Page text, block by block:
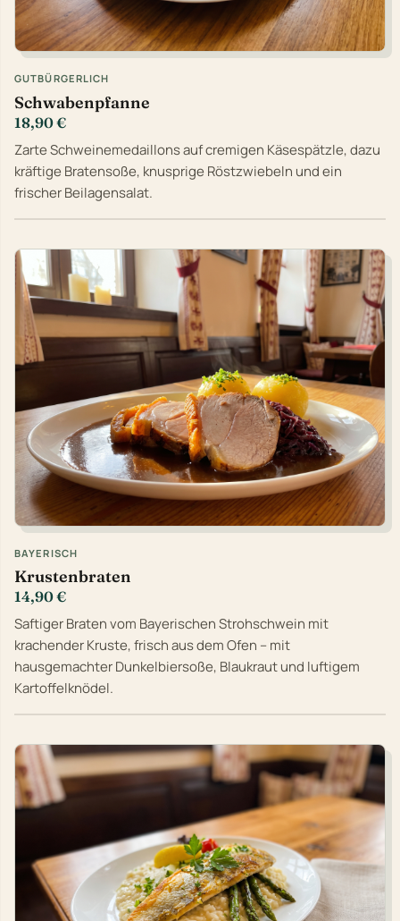
GUTBÜRGERLICH
Schwabenpfanne
18,90 €
Zarte Schweinemedaillons auf cremigen Käsespätzle, dazu
kräftige Bratensoße, knusprige Röstzwiebeln und ein
frischer Beilagensalat.
BAYERISCH
Krustenbraten
14,90 €
Saftiger Braten vom Bayerischen Strohschwein mit
krachender Kruste, frisch aus dem Ofen – mit
hausgemachter Dunkelbiersoße, Blaukraut und luftigem
Kartoffelknödel.